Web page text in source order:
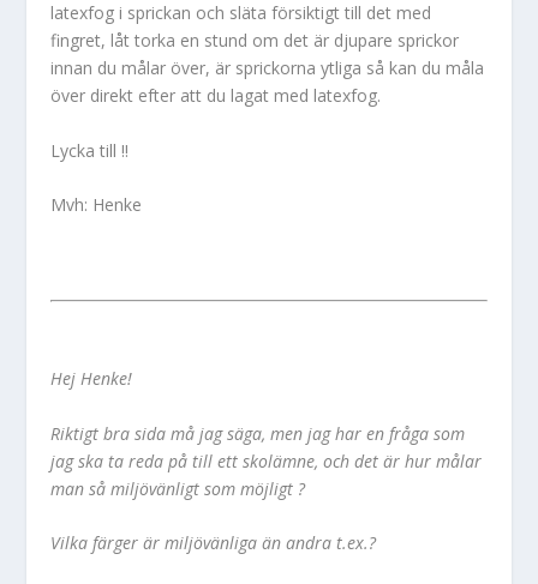
latexfog i sprickan och släta försiktigt till det med
fingret, låt torka en stund om det är djupare sprickor
innan du målar över, är sprickorna ytliga så kan du måla
över direkt efter att du lagat med latexfog.
Lycka till !!
Mvh: Henke
Hej Henke!
Riktigt bra sida må jag säga, men jag har en fråga som
jag ska ta reda på till ett skolämne, och det är hur målar
man så miljövänligt som möjligt ?
Vilka färger är miljövänliga än andra t.ex.?